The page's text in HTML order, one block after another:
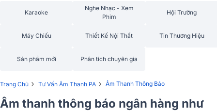
Karaoke
Nghe Nhạc - Xem
Phim
Hội Trường
Máy Chiếu Thiết Kế Nội Thất Tin Thương Hiệu
Sản phẩm mới Phân tích chuyên gia
Trang Chủ › Tư Vấn Âm Thanh PA › Âm Thanh Thông Báo
Âm thanh thông báo ngân hàng như